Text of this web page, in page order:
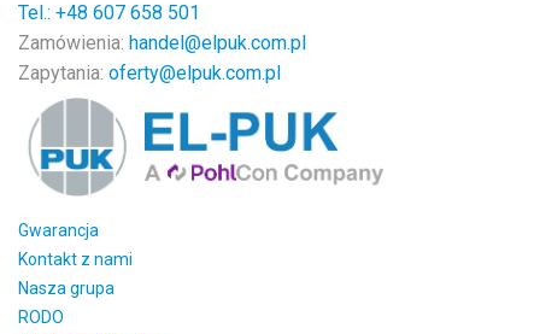
Tel.: +48 607 658 501
Zamówienia: handel@elpuk.com.pl
Zapytania: oferty@elpuk.com.pl
Gwarancja
Kontakt z nami
Nasza grupa
RODO